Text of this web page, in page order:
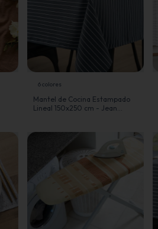
6 colores
Mantel de Cocina Estampado
Lineal 150x250 cm - Jean